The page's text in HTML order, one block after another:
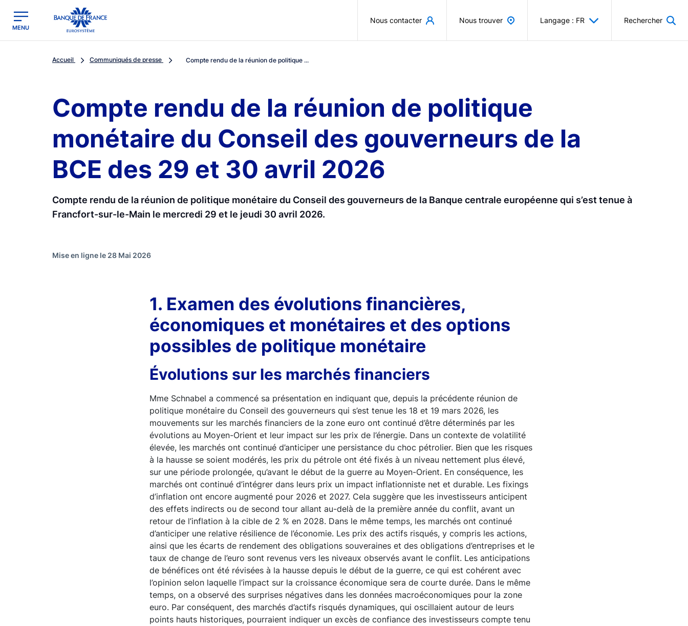
Banque de France - Menu Principal
MENU
Nous contacter Nous trouver Langage : FR Rechercher
Accueil Communiqués de presse Compte rendu de la réunion de politique ...
Compte rendu de la réunion de politique
monétaire du Conseil des gouverneurs de la
BCE des 29 et 30 avril 2026
Compte rendu de la réunion de politique monétaire du Conseil des gouverneurs de la Banque centrale européenne qui s’est tenue à
Francfort-sur-le-Main le mercredi 29 et le jeudi 30 avril 2026.
Mise en ligne le 28 Mai 2026
1. Examen des évolutions financières,
économiques et monétaires et des options
possibles de politique monétaire
Évolutions sur les marchés financiers
Mme Schnabel a commencé sa présentation en indiquant que, depuis la précédente réunion de
politique monétaire du Conseil des gouverneurs qui s’est tenue les 18 et 19 mars 2026, les
mouvements sur les marchés financiers de la zone euro ont continué d’être déterminés par les
évolutions au Moyen-Orient et leur impact sur les prix de l’énergie. Dans un contexte de volatilité
élevée, les marchés ont continué d’anticiper une persistance du choc pétrolier. Bien que les risques
à la hausse se soient modérés, les prix du pétrole ont été fixés à un niveau nettement plus élevé,
sur une période prolongée, qu’avant le début de la guerre au Moyen-Orient. En conséquence, les
marchés ont continué d’intégrer dans leurs prix un impact inflationniste net et durable. Les fixings
d’inflation ont encore augmenté pour 2026 et 2027. Cela suggère que les investisseurs anticipent
des effets indirects ou de second tour allant au-delà de la première année du conflit, avant un
retour de l’inflation à la cible de 2 % en 2028. Dans le même temps, les marchés ont continué
d’anticiper une relative résilience de l’économie. Les prix des actifs risqués, y compris les actions,
ainsi que les écarts de rendement des obligations souveraines et des obligations d’entreprises et le
taux de change de l’euro sont revenus vers les niveaux observés avant le conflit. Les anticipations
de bénéfices ont été révisées à la hausse depuis le début de la guerre, ce qui est cohérent avec
l’opinion selon laquelle l’impact sur la croissance économique sera de courte durée. Dans le même
temps, on a observé des surprises négatives dans les données macroéconomiques pour la zone
euro. Par conséquent, des marchés d’actifs risqués dynamiques, qui oscillaient autour de leurs
points hauts historiques, pourraient indiquer un excès de confiance des investisseurs compte tenu